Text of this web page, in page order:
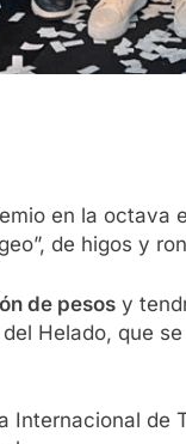
en la octava
de higos y
de pesos y
Helado, que
Internacional